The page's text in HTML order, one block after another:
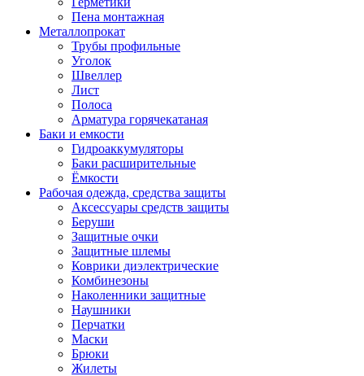
Пена монтажная
Металлопрокат
Трубы профильные
Уголок
Швеллер
Лист
Полоса
Арматура горячекатаная
Баки и емкости
Гидроаккумуляторы
Баки расширительные
Ёмкости
Рабочая одежда, средства защиты
Аксессуары средств защиты
Беруши
Защитные очки
Защитные шлемы
Коврики диэлектрические
Комбинезоны
Наколенники защитные
Наушники
Перчатки
Маски
Брюки
Жилеты